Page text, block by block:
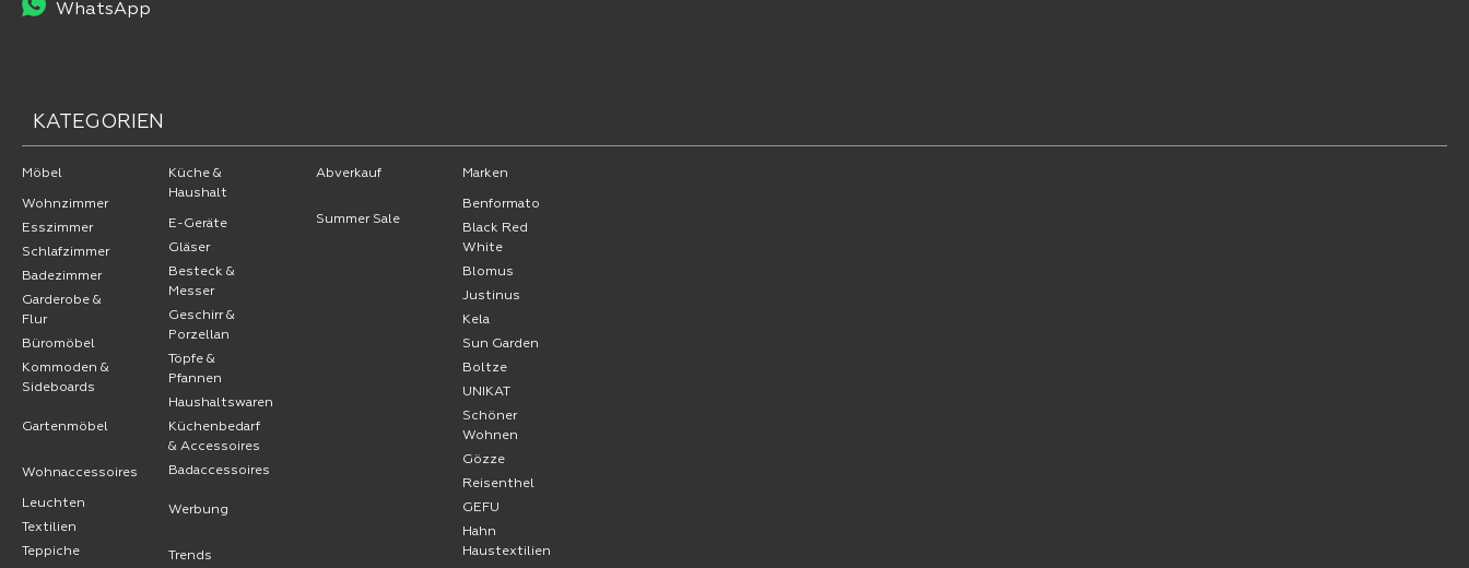
WhatsApp
KATEGORIEN
Möbel
Wohnzimmer
Esszimmer
Schlafzimmer
Badezimmer
Garderobe &
Flur
Büromöbel
Kommoden &
Sideboards
Gartenmöbel
Wohnaccessoires
Leuchten
Textilien
Teppiche
Küche &
Haushalt
E-Geräte
Gläser
Besteck &
Messer
Geschirr &
Porzellan
Töpfe &
Pfannen
Haushaltswaren
Küchenbedarf
& Accessoires
Badaccessoires
Werbung
Trends
Abverkauf
Summer Sale
Marken
Benformato
Black Red
White
Blomus
Justinus
Kela
Sun Garden
Boltze
UNIKAT
Schöner
Wohnen
Gözze
Reisenthel
GEFU
Hahn
Haustextilien